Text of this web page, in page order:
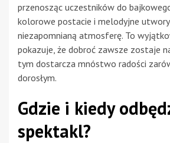
przenosząc uczestników do
kolorowe postacie i melodyjne
niezapomnianą atmosferę. To
pokazuje, że dobroć zawsze zostaje
tym dostarcza mnóstwo radości
dorosłym.
Gdzie i kiedy
spektakl?